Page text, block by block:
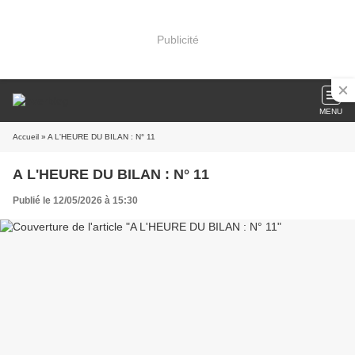
Publicité
MENU
Accueil » A L'HEURE DU BILAN : N° 11
A L'HEURE DU BILAN : N° 11
Publié le 12/05/2026 à 15:30